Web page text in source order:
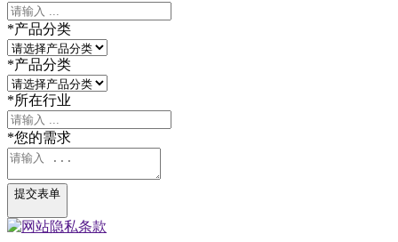
*产品分类
*产品分类
*所在行业
*您的需求
提交表单